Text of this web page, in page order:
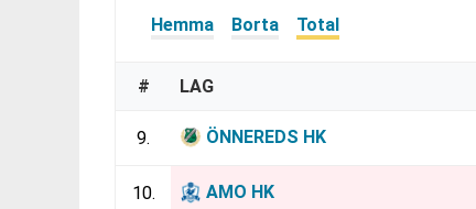
Hemma Borta Total
# LAG
9. ÖNNEREDS HK
10. AMO HK